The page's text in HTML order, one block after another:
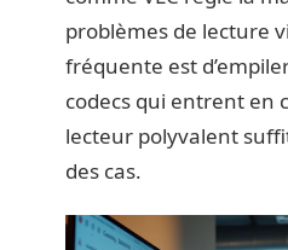
problèmes de lecture
fréquente est
codecs qui entrent en
lecteur polyvalent
des cas.